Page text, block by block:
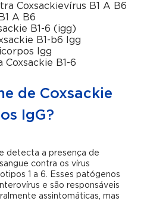
Coxsackievírus B1 A B6
A B6
B1-6 (igg)
B1-b6 Igg
Igg
B1-6
de Coxsackie
IgG?
detecta a presença de
contra os vírus
1 a 6. Esses patógenos
e são responsáveis
assintomáticas, mas